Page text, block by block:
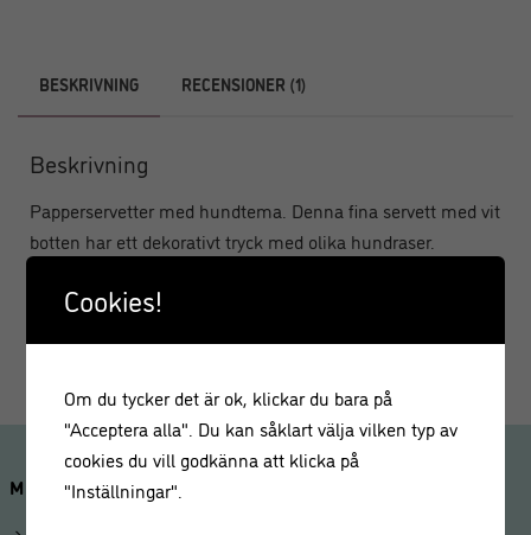
BESKRIVNING RECENSIONER (1)
Beskrivning
Papperservetter med hundtema. Denna fina servett med vit
botten har ett dekorativt tryck med olika hundraser.
Antal: 20 st
MINA SIDOR
Cookies!
Om du tycker det är ok, klickar du bara på
"Acceptera alla". Du kan såklart välja vilken typ av
cookies du vill godkänna att klicka på
"Inställningar".